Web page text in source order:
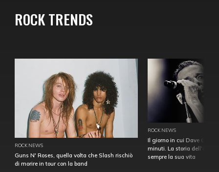
ROCK TRENDS
ROCK NEWS
Guns N' Roses, quella volta che Slash rischiò
di morire in tour con la band
ROCK NEWS
Il giorno in cui Dave
minuti. La storia
sempre la sua vita